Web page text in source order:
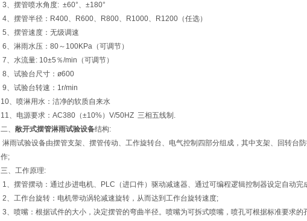
3、摆管喷水角度: ±60°、±180°
4、摆管半径：R400、R600、R800、R1000、R1200（任选）
5、摆管速度：无级调速
6、淋雨水压：80～100KPa（可调节）
7、水流量: 10±5％/min（可调节）
8、试验台尺寸：ø600
9、试验台转速：1r/min
10、喷淋用水：洁净的软质自来水
11、电源要求：AC380（±10%）V/50HZ 三相五线制.
二、 敞开式摆管淋雨试验设备结构:
淋雨试验设备由摆管支架、摆管传动、工作旋转台、电气控制四部分组成，其中支架、回转台
作;
三、工作原理:
1、摆管摆动：通过步进电机、PLC（进口件）驱动减速器、通过可编程逻辑控制器设定自动完
2、工作台旋转：电机带动涡轮减速旋转，从而达到工作台旋转速度;
3、喷嘴：根据试件的大小，决定摆管的弯曲半径。喷嘴为可拆式喷嘴，喷孔可根据标准要求